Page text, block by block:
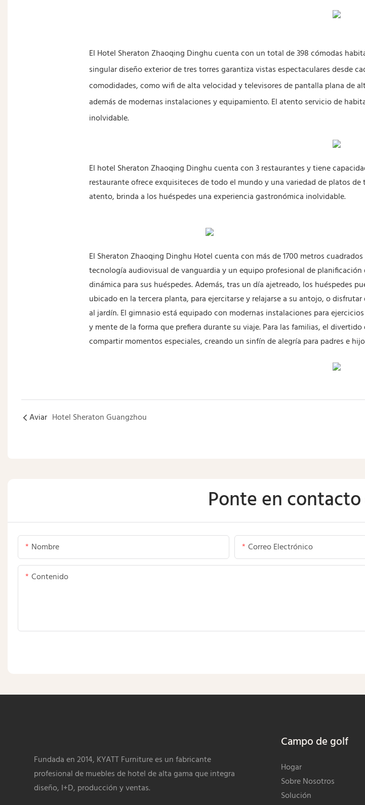
El Hotel Sheraton Zhaoqing Dinghu cuenta con un total de 398 cómodas
singular diseño exterior de tres torres garantiza vistas espectaculares desde
comodidades, como wifi de alta velocidad y televisores de pantalla plana de
además de modernas instalaciones y equipamiento. El atento servicio de
inolvidable.
El hotel Sheraton Zhaoqing Dinghu cuenta con 3 restaurantes y tiene
restaurante ofrece exquisiteces de todo el mundo y una variedad de platos
atento, brinda a los huéspedes una experiencia gastronómica inolvidable.
El Sheraton Zhaoqing Dinghu Hotel cuenta con más de 1700 metros
tecnología audiovisual de vanguardia y un equipo profesional de
dinámica para sus huéspedes. Además, tras un día ajetreado, los huéspedes
ubicado en la tercera planta, para ejercitarse y relajarse a su antojo, o
al jardín. El gimnasio está equipado con modernas instalaciones para
y mente de la forma que prefiera durante su viaje. Para las familias, el
compartir momentos especiales, creando un sinfín de alegría para padres e
Aviar Hotel Sheraton Guangzhou
Ponte en
Nombre Correo Electrónico
Contenido
Fundada en 2014, KYATT Furniture es un fabricante
profesional de muebles de hotel de alta gama que integra
diseño, I+D, producción y ventas.
Campo de golf
Hogar
Sobre Nosotros
Solución